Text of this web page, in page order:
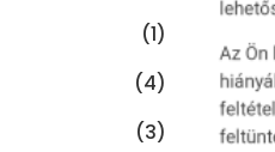
(1)
(4)
(3)